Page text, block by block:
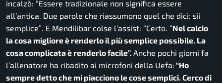
incalzò: “Essere tradizionale non significa essere
all’antica. Due parole che riassumono quel che dici: sii
semplice”. E Mendilibar colse l’assist: “Certo. “Nel calcio
la cosa migliore è renderlo il più semplice possibile. La
cosa complicata è renderlo facile”. Anche pochi giorni fa
l’allenatore ha ribadito ai microfoni della Uefa: “Ho
sempre detto che mi piacciono le cose semplici. Cerco di